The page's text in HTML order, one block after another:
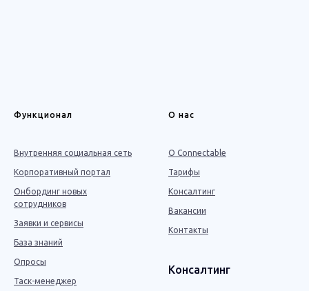
Функционал
Внутренняя социальная сеть
Корпоративный портал
Онбординг новых
сотрудников
Заявки и сервисы
База знаний
Опросы
Таск-менеджер
О нас
О Connectable
Тарифы
Консалтинг
Вакансии
Контакты
Консалтинг